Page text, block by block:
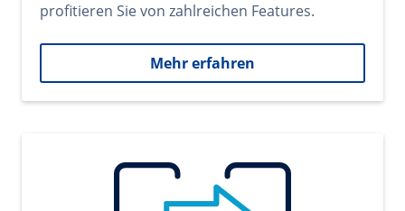
profitieren Sie von zahlreichen Features.
Mehr erfahren